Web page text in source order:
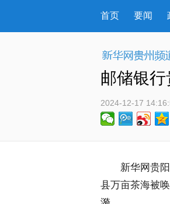
首页 要闻
邮储银
2024-12-17
新华网贵阳
县万亩茶海被